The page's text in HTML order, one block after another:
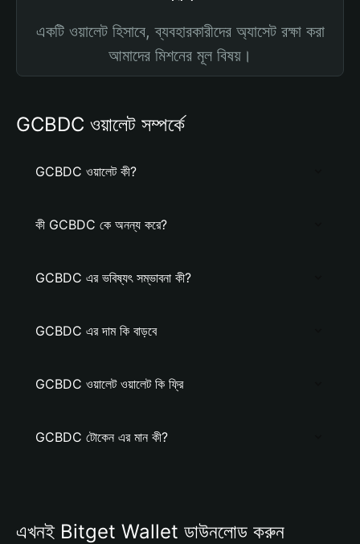
একটি ওয়ালেট হিসাবে, ব্যবহারকারীদের অ্যাসেট রক্ষা করা
আমাদের মিশনের মূল বিষয়।
GCBDC ওয়ালেট সম্পর্কে
GCBDC ওয়ালেট কী?
কী GCBDC কে অনন্য করে?
GCBDC এর ভবিষ্যৎ সম্ভাবনা কী?
GCBDC এর দাম কি বাড়বে
GCBDC ওয়ালেট ওয়ালেট কি ফ্রি
GCBDC টোকেন এর মান কী?
এখনই Bitget Wallet ডাউনলোড করুন